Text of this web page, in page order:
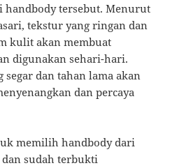
handbody tersebut. Menurut
tekstur yang ringan dan
kulit akan membuat
digunakan sehari-hari.
segar dan tahan lama akan
dan percaya
memilih handbody dari
dan sudah terbukti